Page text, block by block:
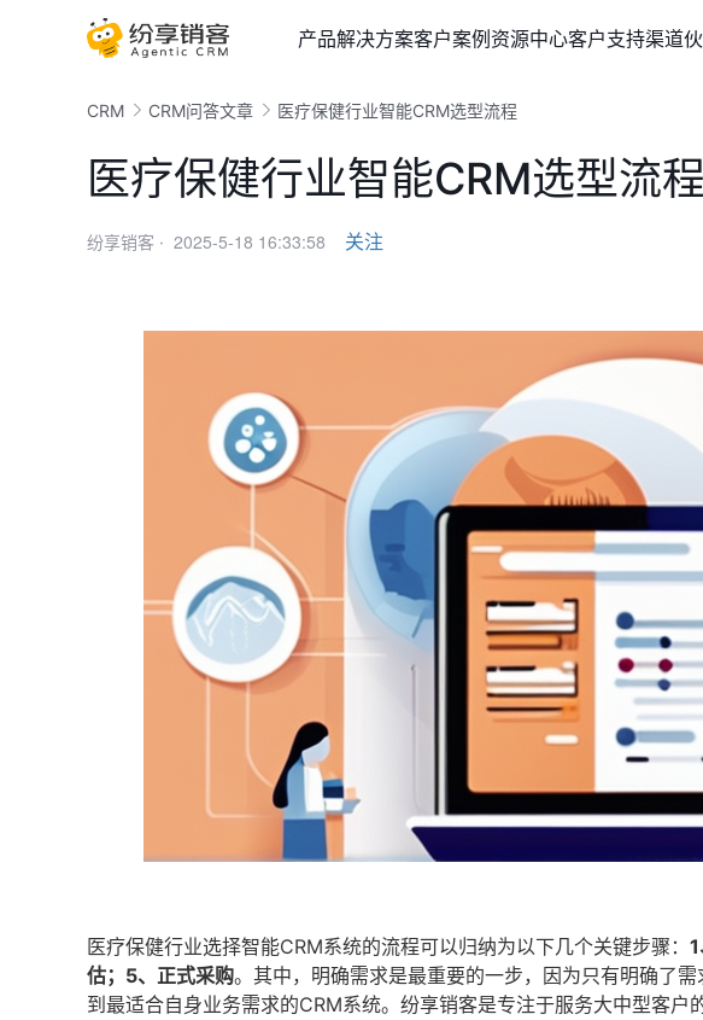
产品解决方案客户案例资源中心客户支持渠道
CRM CRM问答文章 医疗保健行业智能CRM选型流程
医疗保健行业智能CRM选型流程
纷享销客 · 2025-5-18 16:33:58 关注
医疗保健行业选择智能CRM系统的流程可以归纳为以下几个关键步骤：
估；5、正式采购。其中，明确需求是最重要的一步，因为只有明确了
到最适合自身业务需求的CRM系统。纷享销客是专注于服务大中型客